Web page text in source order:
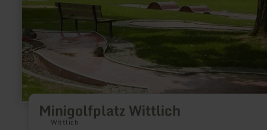
Minigolfplatz Wittlich
Wittlich